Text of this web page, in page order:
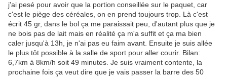
j'ai pesé pour avoir que la portion conseillée sur le paquet, car
c'est le piège des céréales, on en prend toujours trop. Là c'est
écrit 45 gr, dans le bol ça me paraissait peu, d'autant plus que je
ne bois pas de lait mais en réalité ça m'a suffit et ça ma bien
caler jusqu'à 13h, je n'ai pas eu faim avant. Ensuite je suis allée
le plus tôt possible à la salle de sport pour aller courir. Bilan:
6,7km à 8km/h soit 49 minutes. Je suis vraiment contente, la
prochaine fois ça veut dire que je vais passer la barre des 50